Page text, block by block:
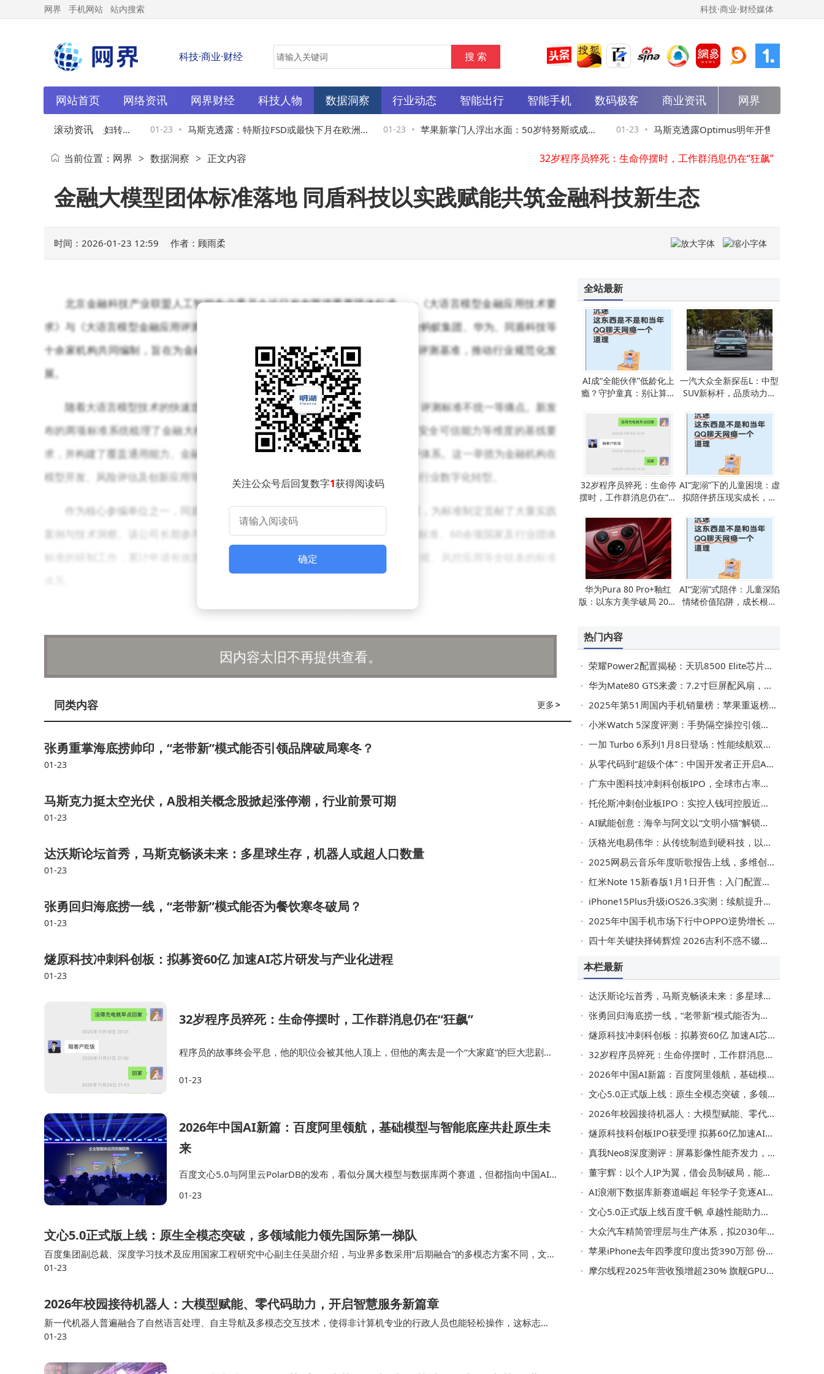
网界 手机网站 站内搜索 科技·商业·财经媒体
科技·商业·财经
网站首页 网络资讯 网界财经 科技人物 数据洞察 行业动态 智能出行 智能手机 数码极客 商业资讯 网界
滚动资讯
上市谋发展 实控人夫妇转让
裴振华年薪曝光
01-23 马斯克透露：特斯拉FSD或最快下月在欧洲
及中国获监管批准
01-23 苹果新掌门人浮出水面：50岁特努斯或成库 01-23 马斯克透露Optimus明年开售 机器人概念股
早盘震荡走高多股涨超10%
张勇回归海底捞一线，“老带新”模式能否为餐饮寒冬破局？
燧原科技冲刺科创板：拟募资60亿 加速AI芯片研发与产业化进程
2026年中国AI新篇：百度阿里领航，基础模型与智能底座共赴原生未来
AI浪潮下数据库新赛道崛起 年轻学子竞逐AI原生数据库创新高地
张勇回归海底捞一线，“老带新”模式能否为餐饮寒冬破局？
当前位置： 网界 > 数据洞察 > 正文内容
金融大模型团体标准落地 同盾科技以实践赋能共筑金融科技新生态
时间：2026-01-23 12:59 作者：顾雨柔
北京金融科技产业联盟人工智能专业委员会近日发布两项重要团体标准——《大语言模型金融应用技术要
求》与《大语言模型金融应用评测规范》。这两项标准由中国工商银行牵头，联合蚂蚁集团、华为、同盾科技等
十余家机构共同编制，旨在为金融行业大语言模型的应用提供统一的技术框架和评测基准，推动行业规范化发
展。
随着大语言模型技术的快速迭代，金融行业在应用过程中面临技术规范缺失、评测标准不统一等痛点。新发
布的两项标准系统梳理了金融大模型的应用框架，明确了系统能力、任务能力、安全可信能力等维度的基线要
求，并构建了覆盖通用能力、金融专业能力、系统性能及安全可信性的全景式测评体系。这一举措为金融机构在
模型开发、风险评估及创新应用等环节提供了标准化路径，有助于加速技术落地与行业数字化转型。
作为核心参编单位之一，同盾科技基于在决策智能与金融风控领域的深厚积累，为标准制定贡献了大量实践
案例与技术洞察。该公司长期参与行业标准建设，截至目前已主导或参与9项国际标准、60余项国家及行业团体
标准的研制工作，累计申请有效发明专利近500件，形成了覆盖技术架构、安全合规、风控应用等全链条的标准
在技术应用层面，同盾科技推出金融行业首个可实际落地的垂直领域风控大模型“诸葛®”。该模型集成智能
决策引擎、知识构建、内容生成与风控特征挖掘四大核心能力，能够针对复杂金融场景提供动态决策支持。例
如，在信用风控环节，模型可实时分析多维度数据，精准识别潜在风险；在反欺诈领域，通过关联图谱与行为模
势预测等关键业务场景。
同盾科技自主研发的新一代决策智能操作系统“智策®-Archer2.0”为模型运行提供了底层支撑。该系统通过
模块化设计实现技术架构与业务场景的解耦，支持金融机构根据自身需求灵活配置风控策略。在实际应用中，某
效率与风险防控能力。
业内专家指出，金融行业对技术可靠性与合规性要求极高，标准化建设与自主可控技术是推动大模型规模化
应用的关键。同盾科技通过“标准制定+技术落地”的双轮驱动模式，不仅为行业提供了可复制的实践范本，更通
容的方向演进。
关注公众号后回复数字1获得阅读码
确定
因内容太旧不再提供查看。
更多>
同类内容
张勇重掌海底捞帅印，“老带新”模式能否引领品牌破局寒冬？
01-23
马斯克力挺太空光伏，A股相关概念股掀起涨停潮，行业前景可期
01-23
达沃斯论坛首秀，马斯克畅谈未来：多星球生存，机器人或超人口数量
01-23
张勇回归海底捞一线，“老带新”模式能否为餐饮寒冬破局？
01-23
燧原科技冲刺科创板：拟募资60亿 加速AI芯片研发与产业化进程
01-23
32岁程序员猝死：生命停摆时，工作群消息仍在“狂飙”
程序员的故事终会平息，他的职位会被其他人顶上，但他的离去是一个“大家庭”的巨大悲剧，
造一个能够让人敢于停下来休息的社会，歇一…
01-23
2026年中国AI新篇：百度阿里领航，基础模型与智能底座共赴原生未
来
百度文心5.0与阿里云PolarDB的发布，看似分属大模型与数据库两个赛道，但都指向中国AI
产业当前竞争的新维度。 专家表示，从近段时间的趋势来看，自主技术路径的深化已经成为
01-23
文心5.0正式版上线：原生全模态突破，多领域能力领先国际第一梯队
百度集团副总裁、深度学习技术及应用国家工程研究中心副主任吴甜介绍，与业界多数采用“后期融合”的多模态方案不同，文心
5.0的技术路线采用统一的自回归架构进行原生全模态建模，将文本、图像、视频、音频等多源数据在…
01-23
2026年校园接待机器人：大模型赋能、零代码助力，开启智慧服务新篇章
新一代机器人普遍融合了自然语言处理、自主导航及多模态交互技术，使得非计算机专业的行政人员也能轻松操作，这标志着
校园机器人的应用门槛已大幅降低，进而推动了其在各类院校的普及。 在校园接待这一特定场景中，技术的实…
01-23
全站最新
AI成“全能伙伴”低龄化上
瘾？守护童真：别让算法
一汽大众全新探岳L：中型
SUV新标杆，品质动力科
32岁程序员猝死：生命停
摆时，工作群消息仍在“狂
AI“宠溺”下的儿童困境：虚
拟陪伴挤压现实成长，家
华为Pura 80 Pro+釉红
版：以东方美学破局 2026
AI“宠溺”式陪伴：儿童深陷
情绪价值陷阱，成长根基
热门内容
荣耀Power2配置揭秘：天玑8500 Elite芯片搭配10080mAh大电池，2026年1月见
华为Mate80 GTS来袭：7.2寸巨屏配风扇，麒麟9030 Pro芯片性能拉满
2025年第51周国内手机销量榜：苹果重返榜首，华为紧随其后
小米Watch 5深度评测：手势隔空操控引领智能手表交互新潮流
一加 Turbo 6系列1月8日登场：性能续航双突破，重塑中端机体验
从零代码到“超级个体”：中国开发者正开启AI时代变现新篇章
广东中图科技冲刺科创板IPO，全球市占率超三成，供货苹果三星等巨头
托伦斯冲刺创业板IPO：实控人钱珂控股近半 持美永居权引关注
AI赋能创意：海辛与阿文以“文明小猫”解锁上海的温暖与浪漫
沃格光电易伟华：从传统制造到硬科技，以创新引领跨越式发展
2025网易云音乐年度听歌报告上线，多维创新串联乐迷音乐旅程
红米Note 15新春版1月1日开售：入门配置新选择，配色亮眼价格亲民
iPhone15Plus升级iOS26.3实测：续航提升信号改善，音质游戏体验更佳
2025年中国手机市场下行中OPPO逆势增长 用户粘性品牌忠诚度双高
四十年关键抉择铸辉煌 2026吉利不惑不辍启新程共赴绿色智能未来
本栏最新
达沃斯论坛首秀，马斯克畅谈未来：多星球生存，机器人或超人口数量
张勇回归海底捞一线，“老带新”模式能否为餐饮寒冬破局？
燧原科技冲刺科创板：拟募资60亿 加速AI芯片研发与产业化进程
32岁程序员猝死：生命停摆时，工作群消息仍在“狂飙”
2026年中国AI新篇：百度阿里领航，基础模型与智能底座共赴原生未来
文心5.0正式版上线：原生全模态突破，多领域能力领先国际第一梯队
2026年校园接待机器人：大模型赋能、零代码助力，开启智慧服务新篇章
燧原科技科创板IPO获受理 拟募60亿加速AI芯片研发与国产替代进程
真我Neo8深度测评：屏幕影像性能齐发力，重塑Neo系列新体验
董宇辉：以个人IP为翼，借会员制破局，能否复刻山姆式商业传奇？
AI浪潮下数据库新赛道崛起 年轻学子竞逐AI原生数据库创新高地
文心5.0正式版上线百度千帆 卓越性能助力产业AI应用全面落地
大众汽车精简管理层与生产体系，拟2030年前累计节省成本10亿欧元
苹果iPhone去年四季度印度出货390万部 份额持平仍居前五但销量下滑
摩尔线程2025年营收预增超230% 旗舰GPU量产助力亏损收窄